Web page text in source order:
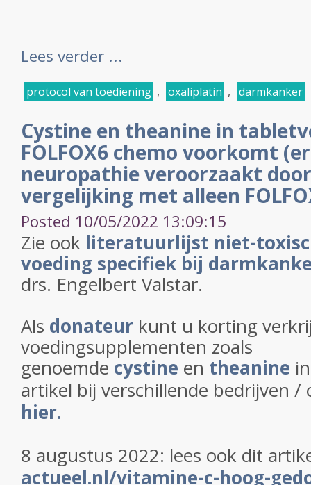
Lees verder ...
protocol van toediening , oxaliplatin , darmkanker
Cystine en theanine in
FOLFOX6 chemo voorkomt
neuropathie veroorzaakt
vergelijking met alleen
Posted 10/05/2022 13:09:15
Zie ook literatuurlijst niet-
voeding specifiek bij
drs. Engelbert Valstar.
Als donateur kunt u korting
voedingsupplementen zoals
genoemde cystine en theanine
artikel bij verschillende bedrijven /
hier.
8 augustus 2022: lees ook dit
actueel.nl/vitamine-c-hoog-